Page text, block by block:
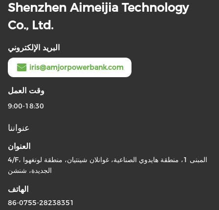
Shenzhen Aimeijia Technology
Co., Ltd.
البريد الإلكتروني
iris@amjorpowerbank.com
وقت العمل
9:00-18:30
عنواننا
العنوان
4/F، المبنى 1، منطقة هايدوي الصناعية، غوانلان شينتيان، منطقة لونغهوا
الجديدة، شنشن
الهاتف
86-0755-28238351